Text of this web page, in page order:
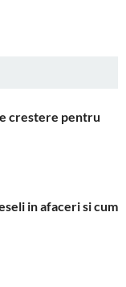
crestere pentru
in afaceri si cum